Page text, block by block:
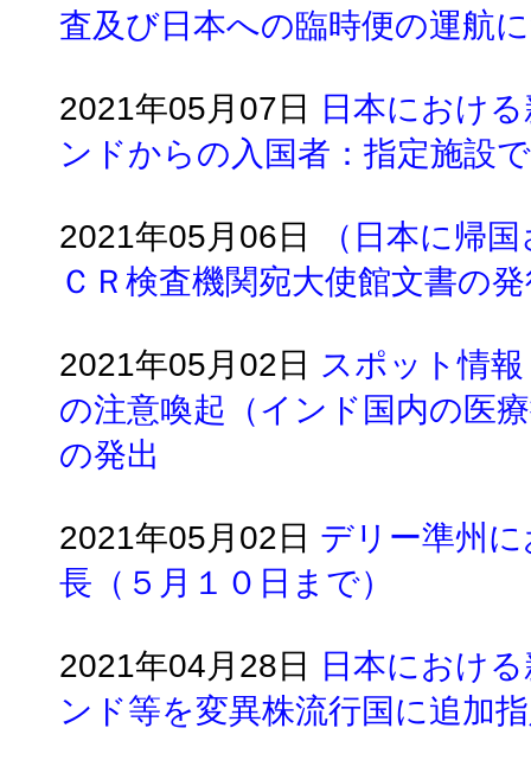
査及び日本への臨時便の運航
2021年05月07日
日本におけ
ンドからの入国者：指定施設
2021年05月06日
（日本に帰
ＣＲ検査機関宛大使館文書の
2021年05月02日
スポット情
の注意喚起（インド国内の医
の発出
2021年05月02日 デリー準州
長（５月１０日まで）
2021年04月28日
日本におけ
ンド等を変異株流行国に追加